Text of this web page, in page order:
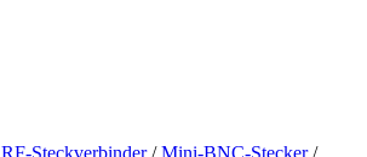
RF-Steckverbinder/ Mini-BNC-Stecker/